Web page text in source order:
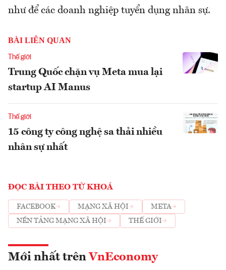
như để các doanh nghiệp tuyển dụng nhân sự.
BÀI LIÊN QUAN
Thế giới
Trung Quốc chặn vụ Meta mua lại
startup AI Manus
Thế giới
15 công ty công nghệ sa thải nhiều
nhân sự nhất
ĐỌC BÀI THEO TỪ KHOÁ
FACEBOOK MẠNG XÃ HỘI
META
NỀN TẢNG MẠNG XÃ HỘI
THẾ GIỚI
Mới nhất trên VnEconomy